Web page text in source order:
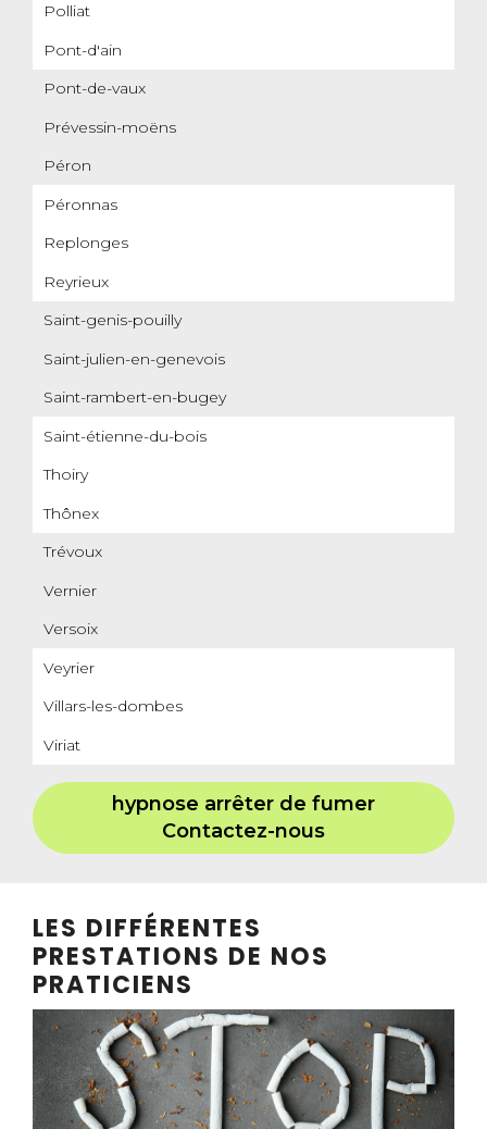
Polliat
Pont-d'ain
Pont-de-vaux
Prévessin-moëns
Péron
Péronnas
Replonges
Reyrieux
Saint-genis-pouilly
Saint-julien-en-genevois
Saint-rambert-en-bugey
Saint-étienne-du-bois
Thoiry
Thônex
Trévoux
Vernier
Versoix
Veyrier
Villars-les-dombes
Viriat
hypnose arrêter de fumer
Contactez-nous
LES DIFFÉRENTES
PRESTATIONS DE NOS
PRATICIENS